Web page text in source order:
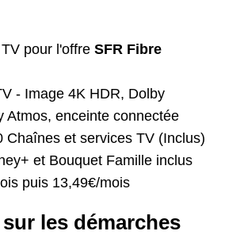
pour l'offre SFR Fibre
- Image 4K HDR, Dolby
Atmos, enceinte connectée
Chaînes et services TV (Inclus)
et Bouquet Famille inclus
puis 13,49€/mois
les démarches